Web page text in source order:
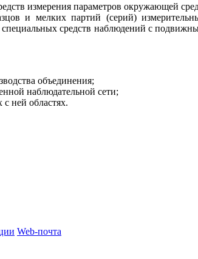
измерения параметров окружающей
и мелких партий (серий)
средств наблюдений с
объединения;
наблюдательной сети;
ней областях.
Web-почта